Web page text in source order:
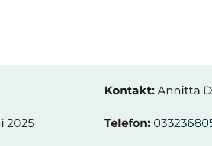
2025
Kontakt:Annitta
Telefon: